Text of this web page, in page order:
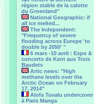
région stable de la calotte
du Groenland"
National Geographic: if
all ice melted...
The Independent:
"Frequency of severe
flooding across Europe 'to
double by 2050' "
6 mars -10 avril : Expo &
concerts de Kent aux Trois
Baudets
Artic news: "High
methane levels over the
Arctic Ocean on February
17, 2014"
Alofa Tuvalu undercover
à Paris Manga